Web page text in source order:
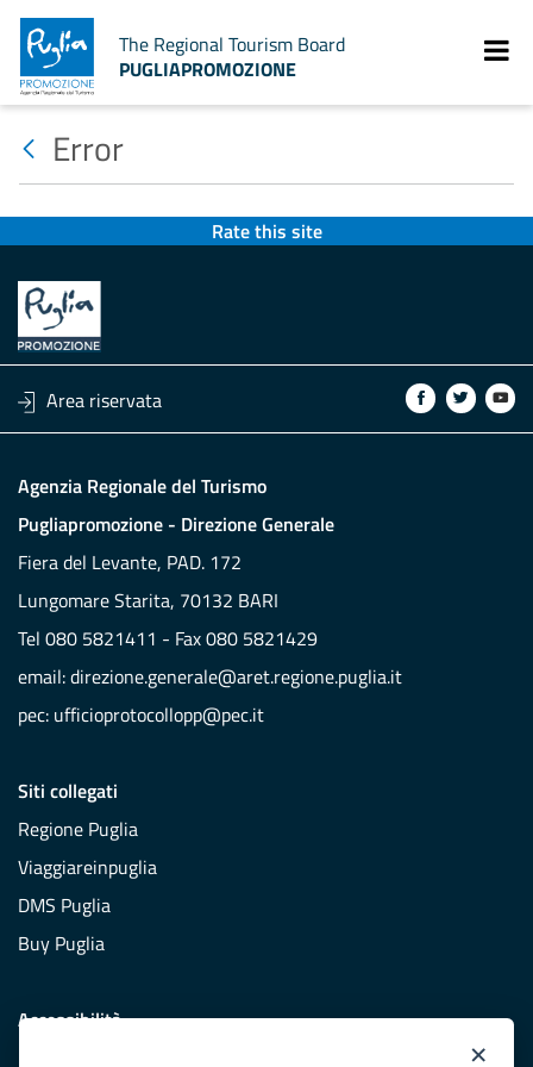
×
The Regional Tourism Board
PUGLIAPROMOZIONE
Error
Rate this site
Area riservata
Agenzia Regionale del Turismo
Pugliapromozione - Direzione Generale
Fiera del Levante, PAD. 172
Lungomare Starita, 70132 BARI
Tel 080 5821411 - Fax 080 5821429
email:direzione.generale@aret.regione.puglia.it
pec: ufficioprotocollopp@pec.it
Siti collegati
Regione Puglia
Viaggiareinpuglia
DMS Puglia
Buy Puglia
Accessibilità